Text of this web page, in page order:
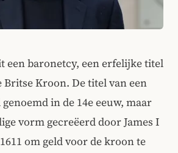
een baronetcy, een erfelijke titel
Britse Kroon. De titel van een
in de 14e eeuw, maar
vorm gecreëerd door James I
om geld voor de kroon te